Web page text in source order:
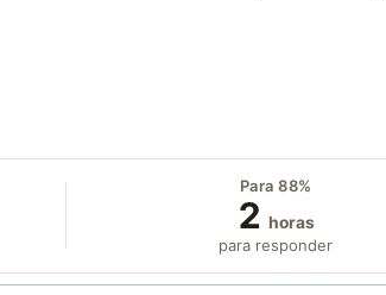
Para 88%
2 horas
para responder